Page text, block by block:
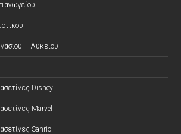
– Λυκείου
Disney
Marvel
Sanrio